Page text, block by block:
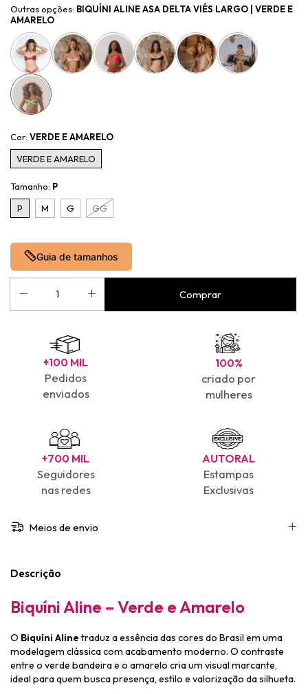
Outras opções: BIQUÍNI ALINE ASA DELTA VIÉS LARGO | VERDE E
AMARELO
Cor: VERDE E AMARELO
VERDE E AMARELO
Tamanho: P
P
M G GG
Guia de tamanhos
+100 MIL
Pedidos
enviados
100%
criado por
mulheres
+700 MIL
Seguidores
nas redes
AUTORAL
Estampas
Exclusivas
Meios de envio
Descrição
Biquíni Aline – Verde e Amarelo
O Biquíni Aline traduz a essência das cores do Brasil em uma
modelagem clássica com acabamento moderno. O contraste
entre o verde bandeira e o amarelo cria um visual marcante,
ideal para quem busca presença, estilo e valorização da silhueta.